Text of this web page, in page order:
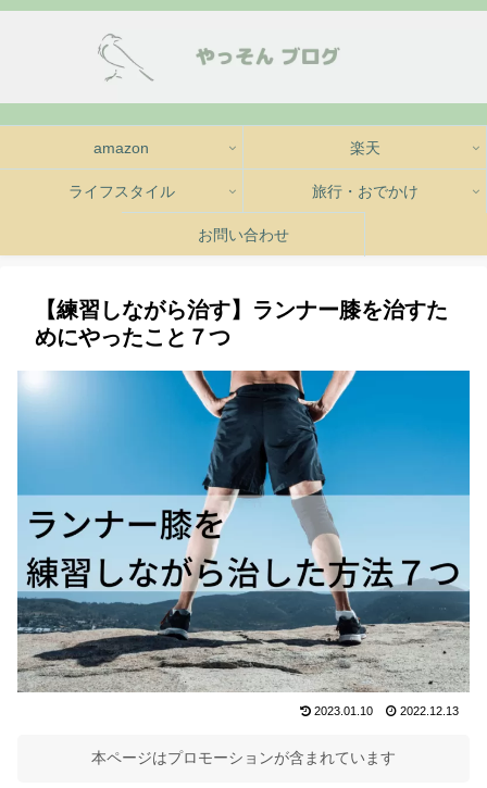
amazon 楽天
ライフスタイル 旅行・おでかけ
お問い合わせ
【練習しながら治す】ランナー膝を治すた
めにやったこと７つ
2023.01.10 2022.12.13
本ページはプロモーションが含まれています